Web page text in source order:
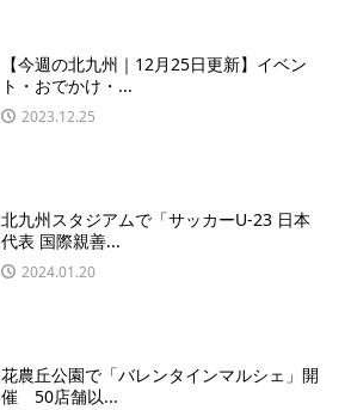
【今週の北九州｜12月25日更新】イベン
ト・おでかけ・...
2023.12.25
北九州スタジアムで「サッカーU-23 日本
代表 国際親善...
2024.01.20
花農丘公園で「バレンタインマルシェ」開
催 50店舗以...